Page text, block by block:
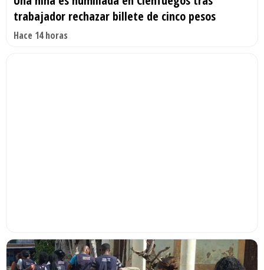
trabajador rechazar billete de cinco pesos
Hace 14 horas